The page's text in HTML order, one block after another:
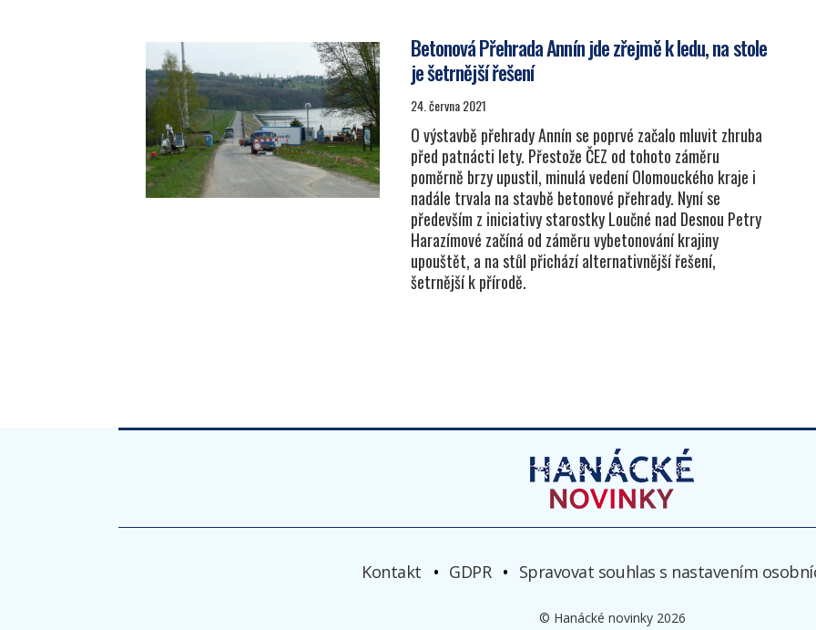
Betonová Přehrada Annín jde zřejmě k ledu, na stole
je šetrnější řešení
24. června 2021
O výstavbě přehrady Annín se poprvé začalo mluvit zhruba
před patnácti lety. Přestože ČEZ od tohoto záměru
poměrně brzy upustil, minulá vedení Olomouckého kraje i
nadále trvala na stavbě betonové přehrady. Nyní se
především z iniciativy starostky Loučné nad Desnou Petry
Harazímové začíná od záměru vybetonování krajiny
upouštět, a na stůl přichází alternativnější řešení,
šetrnější k přírodě.
Kontakt GDPR Spravovat souhlas s nastavením
© Hanácké novinky 2026